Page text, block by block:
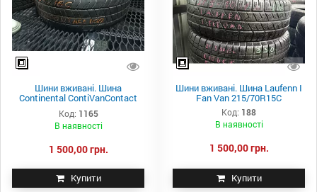
Шини вживані. Шина
Continental ContiVanContact
100 225/75R16C
Код: 1165
В наявності
1 500,00 грн.
Купити
Шини вживані. Шина Laufenn I
Fan Van 215/70R15C
Код: 188
В наявності
1 500,00 грн.
Купити